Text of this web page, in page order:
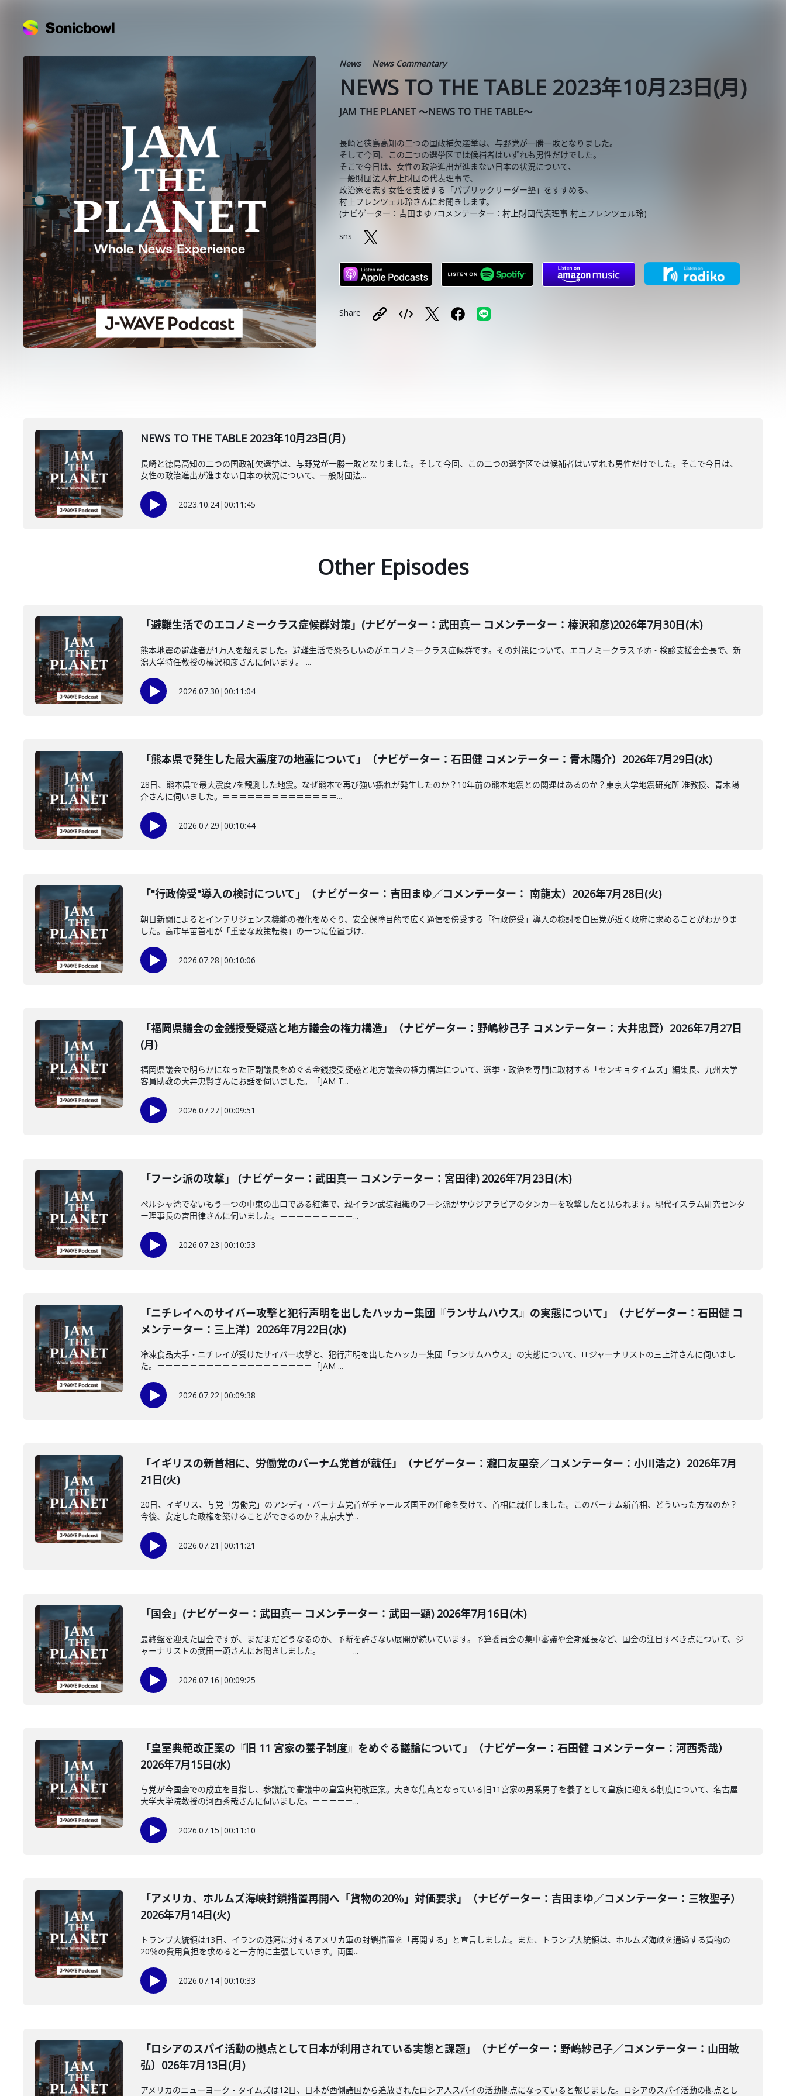
News News Commentary
NEWS TO THE TABLE 2023年10月23日(月)
JAM THE PLANET ～NEWS TO THE TABLE～
長崎と徳島高知の二つの国政補欠選挙は、与野党が一勝一敗となりました。
そして今回、この二つの選挙区では候補者はいずれも男性だけでした。
そこで今日は、女性の政治進出が進まない日本の状況について、
一般財団法人村上財団の代表理事で、
政治家を志す女性を支援する「パブリックリーダー塾」をすすめる、
村上フレンツェル玲さんにお聞きします。
(ナビゲーター：吉田まゆ /コメンテーター：村上財団代表理事 村上フレンツェル玲)
sns
Share
NEWS TO THE TABLE 2023年10月23日(月)
長崎と徳島高知の二つの国政補欠選挙は、与野党が一勝一敗となりました。そして今回、この二つの選挙区では候補者はいずれも男性だけでした。そこで今日は、
女性の政治進出が進まない日本の状況について、一般財団法...
2023.10.24|00:11:45
Other Episodes
「避難生活でのエコノミークラス症候群対策」(ナビゲーター：武田真一 コメンテーター：榛沢和彦)2026年7月30日(木)
熊本地震の避難者が1万人を超えました。避難生活で恐ろしいのがエコノミークラス症候群です。その対策について、エコノミークラス予防・検診支援会会長で、新
潟大学特任教授の榛沢和彦さんに伺います。 ...
2026.07.30 |00:11:04
「熊本県で発生した最大震度7の地震について」（ナビゲーター：石田健 コメンテーター：青木陽介）2026年7月29日(水)
28日、熊本県で最大震度7を観測した地震。なぜ熊本で再び強い揺れが発生したのか？10年前の熊本地震との関連はあるのか？東京大学地震研究所 准教授、青木陽
介さんに伺いました。＝＝＝＝＝＝＝＝＝＝＝＝＝＝...
2026.07.29 |00:10:44
「"行政傍受"導入の検討について」（ナビゲーター：吉田まゆ／コメンテーター： 南龍太）2026年7月28日(火)
朝日新聞によるとインテリジェンス機能の強化をめぐり、安全保障目的で広く通信を傍受する「行政傍受」導入の検討を自民党が近く政府に求めることがわかりま
した。高市早苗首相が「重要な政策転換」の一つに位置づけ...
2026.07.28 |00:10:06
「福岡県議会の金銭授受疑惑と地方議会の権力構造」（ナビゲーター：野嶋紗己子 コメンテーター：大井忠賢）2026年7月27日
(月)
福岡県議会で明らかになった正副議長をめぐる金銭授受疑惑と地方議会の権力構造について、選挙・政治を専門に取材する「センキョタイムズ」編集長、九州大学
客員助教の大井忠賢さんにお話を伺いました。「JAM T...
2026.07.27|00:09:51
「フーシ派の攻撃」 (ナビゲーター：武田真一 コメンテーター：宮田律) 2026年7月23日(木)
ペルシャ湾でないもう一つの中東の出口である紅海で、親イラン武装組織のフーシ派がサウジアラビアのタンカーを攻撃したと見られます。現代イスラム研究センタ
ー理事長の宮田律さんに伺いました。＝＝＝＝＝＝＝＝＝...
2026.07.23 |00:10:53
「ニチレイへのサイバー攻撃と犯行声明を出したハッカー集団『ランサムハウス』の実態について」（ナビゲーター：石田健 コ
メンテーター：三上洋）2026年7月22日(水)
冷凍食品大手・ニチレイが受けたサイバー攻撃と、犯行声明を出したハッカー集団「ランサムハウス」の実態について、ITジャーナリストの三上洋さんに伺いまし
た。＝＝＝＝＝＝＝＝＝＝＝＝＝＝＝＝＝＝＝「JAM ...
2026.07.22|00:09:38
「イギリスの新首相に、労働党のバーナム党首が就任」（ナビゲーター：瀧口友里奈／コメンテーター：小川浩之）2026年7月
21日(火)
20日、イギリス、与党「労働党」のアンディ・バーナム党首がチャールズ国王の任命を受けて、首相に就任しました。このバーナム新首相、どういった方なのか？
今後、安定した政権を築けることができるのか？東京大学...
2026.07.21 |00:11:21
「国会」(ナビゲーター：武田真一 コメンテーター：武田一顕) 2026年7月16日(木)
最終盤を迎えた国会ですが、まだまだどうなるのか、予断を許さない展開が続いています。予算委員会の集中審議や会期延長など、国会の注目すべき点について、ジ
ャーナリストの武田一顕さんにお聞きしました。＝＝＝＝...
2026.07.16 |00:09:25
「皇室典範改正案の『旧 11 宮家の養子制度』をめぐる議論について」（ナビゲーター：石田健 コメンテーター：河西秀哉）
2026年7月15日(水)
与党が今国会での成立を目指し、参議院で審議中の皇室典範改正案。大きな焦点となっている旧11宮家の男系男子を養子として皇族に迎える制度について、名古屋
大学大学院教授の河西秀哉さんに伺いました。＝＝＝＝＝...
2026.07.15 |00:11:10
「アメリカ、ホルムズ海峡封鎖措置再開へ「貨物の20％」対価要求」（ナビゲーター：吉田まゆ／コメンテーター：三牧聖子）
2026年7月14日(火)
トランプ大統領は13日、イランの港湾に対するアメリカ軍の封鎖措置を「再開する」と宣言しました。また、トランプ大統領は、ホルムズ海峡を通過する貨物の
20％の費用負担を求めると一方的に主張しています。両国...
2026.07.14|00:10:33
「ロシアのスパイ活動の拠点として日本が利用されている実態と課題」（ナビゲーター：野嶋紗己子／コメンテーター：山田敏
弘）026年7月13日(月)
アメリカのニューヨーク・タイムズは12日、日本が西側諸国から追放されたロシア人スパイの活動拠点になっていると報じました。ロシアのスパイ活動の拠点とし